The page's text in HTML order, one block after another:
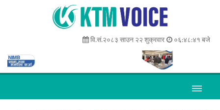
वि.सं.२०८३ साउन २२ शुक्रवार ०६:४८:४१ बजे